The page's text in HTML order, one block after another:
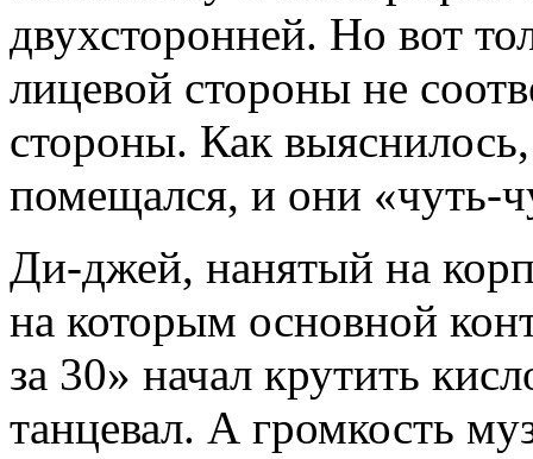
двухсторонней. Но вот
лицевой стороны не
стороны. Как
помещался, и они «чуть-
Ди-джей, нанятый на
на которым основной
за 30» начал крутить
танцевал. А громкость